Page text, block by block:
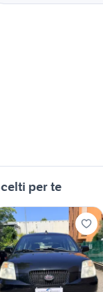
per te